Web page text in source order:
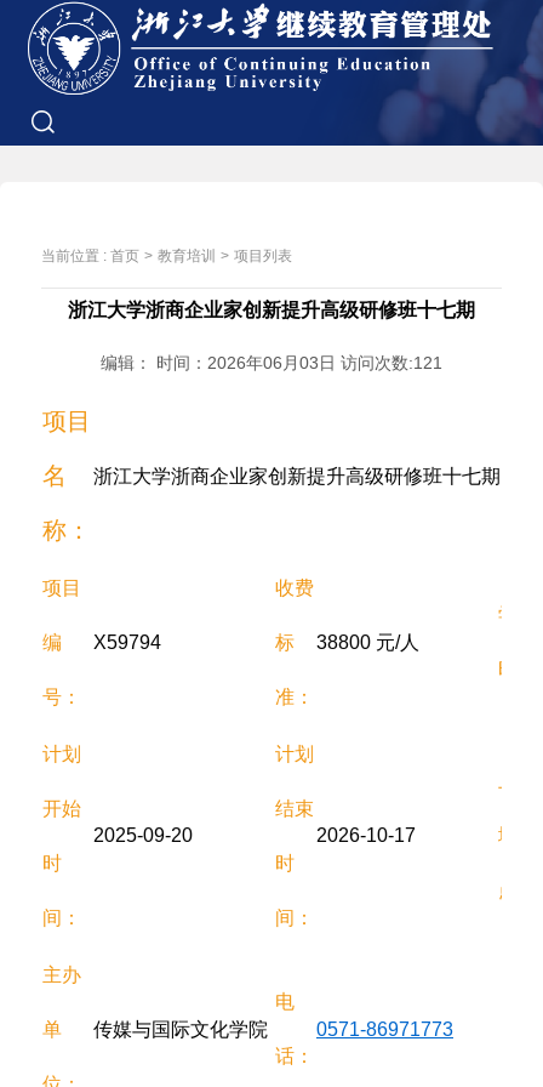
当前位置 : 首页 > 教育培训 > 项目列表
浙江大学浙商企业家创新提升高级研修班十七期
编辑： 时间：2026年06月03日 访问次数:121
项目
名
称：
浙江大学浙商企业家创新提升高级研修班十七期
项目
编
号：
X59794
收费
标
准：
38800 元/人
学
时：
计划
开始
时
间：
2025-09-20
计划
结束
时
间：
2026-10-17 地
点：
主办
单 传媒与国际文化学院
电
话：
0571-86971773